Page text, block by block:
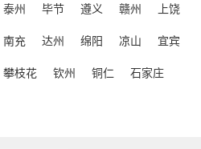
泰州 毕节 遵义 赣州 上饶
南充 达州 绵阳 凉山 宜宾
攀枝花 钦州 铜仁 石家庄